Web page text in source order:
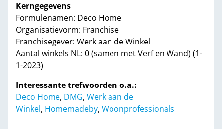
Kerngegevens
Formulenamen: Deco Home
Organisatievorm: Franchise
Franchisegever: Werk aan de Winkel
Aantal winkels NL: 0 (samen met Verf en Wand) (1-
1-2023)
Interessante trefwoorden o.a.:
Deco Home, DMG, Werk aan de
Winkel, Homemadeby, Woonprofessionals